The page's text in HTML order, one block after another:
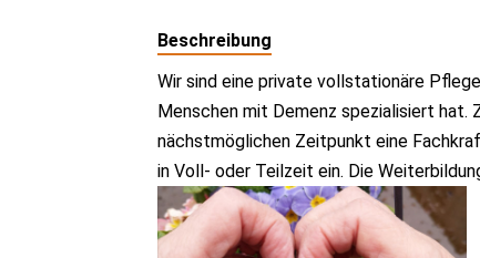
Beschreibung
Wir sind eine private vollstationäre
Menschen mit Demenz spezialisiert hat.
nächstmöglichen Zeitpunkt eine
in Voll- oder Teilzeit ein. Die